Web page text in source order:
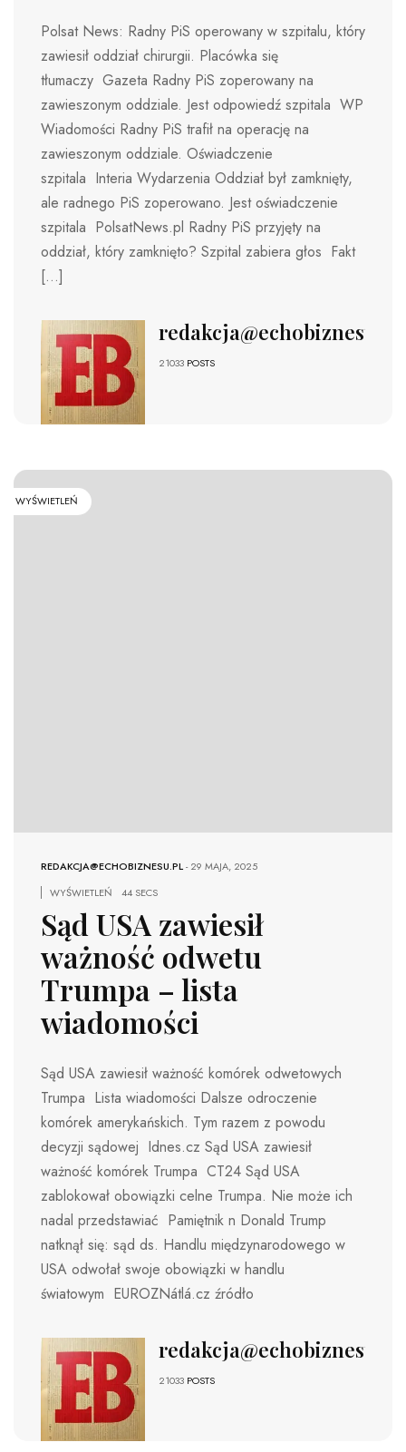
Polsat News: Radny PiS operowany w szpitalu, który
zawiesił oddział chirurgii. Placówka się
tłumaczy Gazeta Radny PiS zoperowany na
zawieszonym oddziale. Jest odpowiedź szpitala WP
Wiadomości Radny PiS trafił na operację na
zawieszonym oddziale. Oświadczenie
szpitala Interia Wydarzenia Oddział był zamknięty,
ale radnego PiS zoperowano. Jest oświadczenie
szpitala PolsatNews.pl Radny PiS przyjęty na
oddział, który zamknięto? Szpital zabiera głos Fakt
[…]
redakcja@echobiznesu.pl
21033 POSTS
WYŚWIETLEŃ
REDAKCJA@ECHOBIZNESU.PL-29 MAJA, 2025
WYŚWIETLEŃ
44 SECS
Sąd USA zawiesił
ważność odwetu
Trumpa – lista
wiadomości
Sąd USA zawiesił ważność komórek odwetowych
Trumpa Lista wiadomości Dalsze odroczenie
komórek amerykańskich. Tym razem z powodu
decyzji sądowej Idnes.cz Sąd USA zawiesił
ważność komórek Trumpa CT24 Sąd USA
zablokował obowiązki celne Trumpa. Nie może ich
nadal przedstawiać Pamiętnik n Donald Trump
natknął się: sąd ds. Handlu międzynarodowego w
USA odwołał swoje obowiązki w handlu
światowym EUROZNátlá.cz źródło
redakcja@echobiznesu.pl
21033 POSTS